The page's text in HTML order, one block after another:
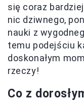
się coraz
nic dziwnego,
nauki z
temu podejściu
doskonałym
rzeczy!
Co z